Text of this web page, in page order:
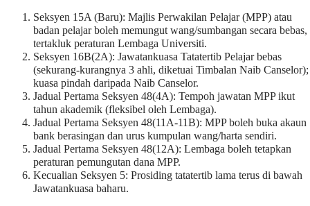
Seksyen 15A (Baru): Majlis Perwakilan Pelajar (MPP) atau
badan pelajar boleh memungut wang/sumbangan secara bebas,
tertakluk peraturan Lembaga Universiti.
Seksyen 16B(2A): Jawatankuasa Tatatertib Pelajar bebas
(sekurang-kurangnya 3 ahli, diketuai Timbalan Naib Canselor);
kuasa pindah daripada Naib Canselor.
Jadual Pertama Seksyen 48(4A): Tempoh jawatan MPP ikut
tahun akademik (fleksibel oleh Lembaga).
Jadual Pertama Seksyen 48(11A-11B): MPP boleh buka akaun
bank berasingan dan urus kumpulan wang/harta sendiri.
Jadual Pertama Seksyen 48(12A): Lembaga boleh tetapkan
peraturan pemungutan dana MPP.
Kecualian Seksyen 5: Prosiding tatatertib lama terus di bawah
Jawatankuasa baharu.